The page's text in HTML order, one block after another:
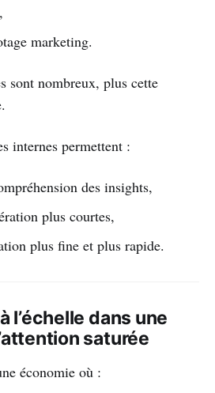
marketing.
sont nombreux, plus cette
internes permettent :
des insights,
plus courtes,
plus fine et plus rapide.
l’échelle dans une
saturée
économie où :